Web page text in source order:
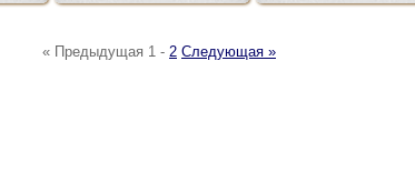
« Предыдущая 1 - 2 Следующая »